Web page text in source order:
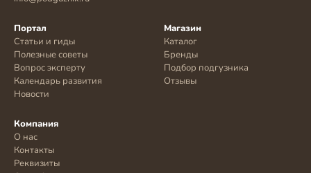
Портал
Статьи и гиды
Полезные советы
Вопрос эксперту
Календарь развития
Новости
Магазин
Каталог
Бренды
Подбор подгузника
Отзывы
Компания
О нас
Контакты
Реквизиты